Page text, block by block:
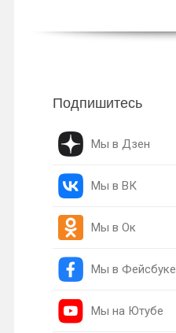
Подпишитесь
Мы в Дзен
Мы в ВК
Мы в Ок
Мы в Фейсбуке
Мы на Ютубе